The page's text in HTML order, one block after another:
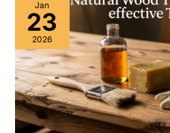
Jan
23
2026